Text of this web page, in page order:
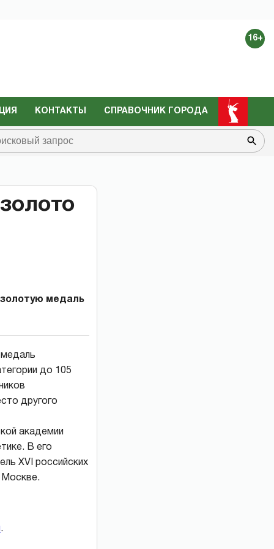
16+
КОНТАКТЫ СПРАВОЧНИК ГОРОДА
медаль
медаль
до 105
другого
академии
В его
XVI российских
Москве.
.